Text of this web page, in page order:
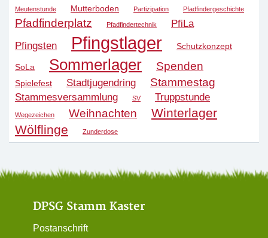
Meutenstunde
Mutterboden Partizipation Pfadfindergeschichte
Pfadfinderplatz Pfadfindertechnik
PfiLa
Pfingsten
Pfingstlager Schutzkonzept
SoLa Sommerlager Spenden
Spielefest Stadtjugendring Stammestag
Stammesversammlung SV Truppstunde
Wegezeichen Weihnachten
Winterlager
Wölflinge
Zunderdose
DPSG Stamm Kaster
Postanschrift